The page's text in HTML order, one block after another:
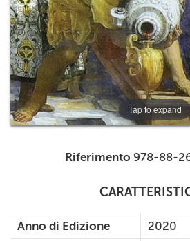
Tap to expand
Riferimento 978-88-
Anno di Edizione
2020